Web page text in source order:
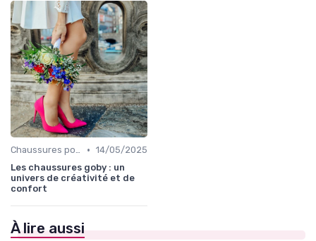
Chaussures pour Occasions Spéciales • 14/05/2025
Les chaussures goby : un
univers de créativité et de
confort
À lire aussi